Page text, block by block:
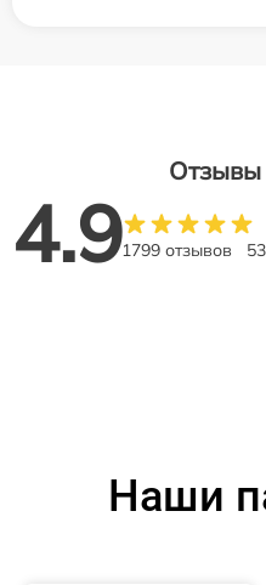
Отзывы
4.91799 отзывов
Наши